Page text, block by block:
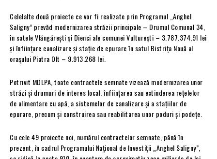
Celelalte două proiecte ce vor fi realizate prin Programul „Anghel
Saligny” prevăd modernizarea străzii principale – Drumul Comunal 34,
în satele Vlăngărești și Dienci ale comunei Vulturești – 3.787.374,91 lei
și înființare canalizare și stație de epurare în satul Bistrița Nouă al
orașului Piatra Olt – 9.913.268 lei.
Potrivit MDLPA, toate contractele semnate vizează modernizarea unor
străzi și drumuri de interes local, înființarea sau extinderea rețelelor
de alimentare cu apă, a sistemelor de canalizare și a stațiilor de
epurare, precum și construirea sau reabilitarea unor poduri și podețe.
Cu cele 49 proiecte noi, numărul contractelor semnate, până în
prezent, în cadrul Programului Național de Investiții „Anghel Saligny”,